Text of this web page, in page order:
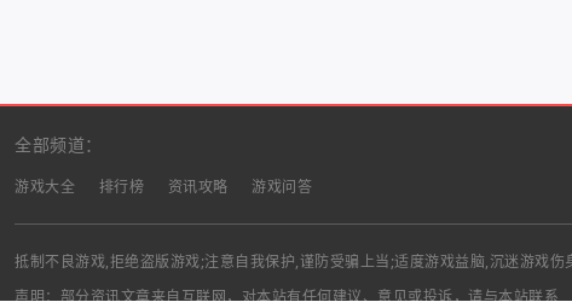
全部频道：
游戏大全 排行榜 资讯攻略 游戏问答
抵制不良游戏,拒绝盗版游戏;注意自我保护,谨防受骗上当;适度游戏益脑,沉迷游戏
声明：部分资讯文章来自互联网，对本站有任何建议、意见或投诉，请与本站联系